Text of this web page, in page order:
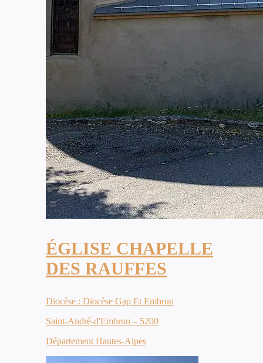
ÉGLISE CHAPELLE
DES RAUFFES
Diocèse : Diocèse Gap Et Embrun
Saint-André-d'Embrun – 5200
Département Hautes-Alpes